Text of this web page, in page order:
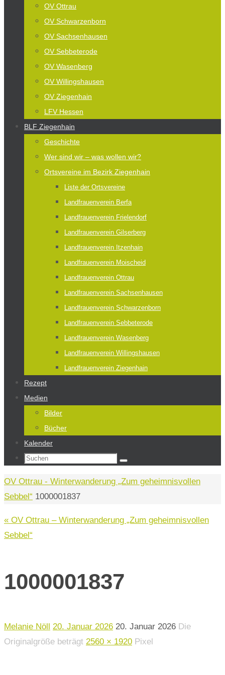
OV Ottrau
OV Schwarzenborn
OV Sachsenhausen
OV Sebbeterode
OV Wasenberg
OV Willingshausen
OV Ziegenhain
LFV Hessen
BLF Ziegenhain
Geschichte
Wer sind wir – was wollen wir?
Ortsvereine im Bezirk Ziegenhain
Liste der Ortsvereine
Landfrauenverein Berfa
Landfrauenverein Frielendorf
Landfrauenverein Gilserberg
Landfrauenverein Itzenhain
Landfrauenverein Moischeid
Landfrauenverein Ottrau
Landfrauenverein Sachsenhausen
Landfrauenverein Schwarzenborn
Landfrauenverein Sebbeterode
Landfrauenverein Wasenberg
Landfrauenverein Willingshausen
Landfrauenverein Ziegenhain
Rezept
Medien
Bilder
Bücher
Kalender
Suchen
Suchen
Start
OV Ottrau - Winterwanderung „Zum geheimnisvollen
Sebbel“ 1000001837
« OV Ottrau – Winterwanderung „Zum geheimnisvollen
Sebbel“
1000001837
Melanie Nöll 20. Januar 2026 20. Januar 2026 Die
Originalgröße beträgt 2560 × 1920 Pixel